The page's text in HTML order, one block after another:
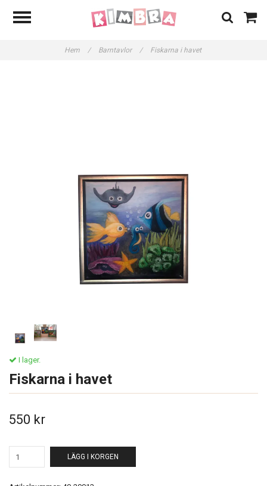
Hem / Barntavlor / Fiskarna i havet
I lager.
Fiskarna i havet
550 kr
LÄGG I KORGEN